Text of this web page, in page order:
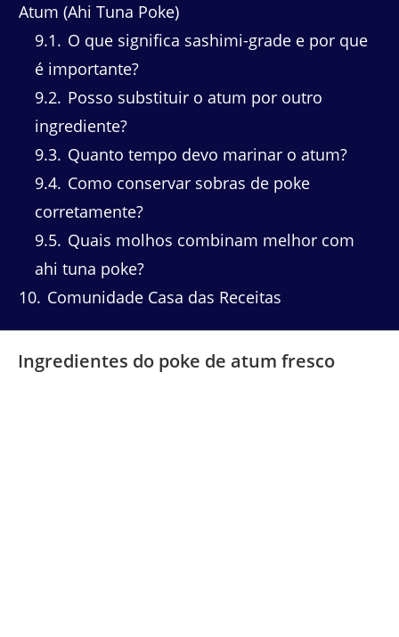
Atum (Ahi Tuna Poke)
9.1
O que significa sashimi-grade e por que
é importante?
9.2 Posso substituir o atum por outro
ingrediente?
9.3 Quanto tempo devo marinar o atum?
9.4 Como conservar sobras de poke
corretamente?
9.5 Quais molhos combinam melhor com
ahi tuna poke?
10 Comunidade Casa das Receitas
Ingredientes do poke de atum fresco